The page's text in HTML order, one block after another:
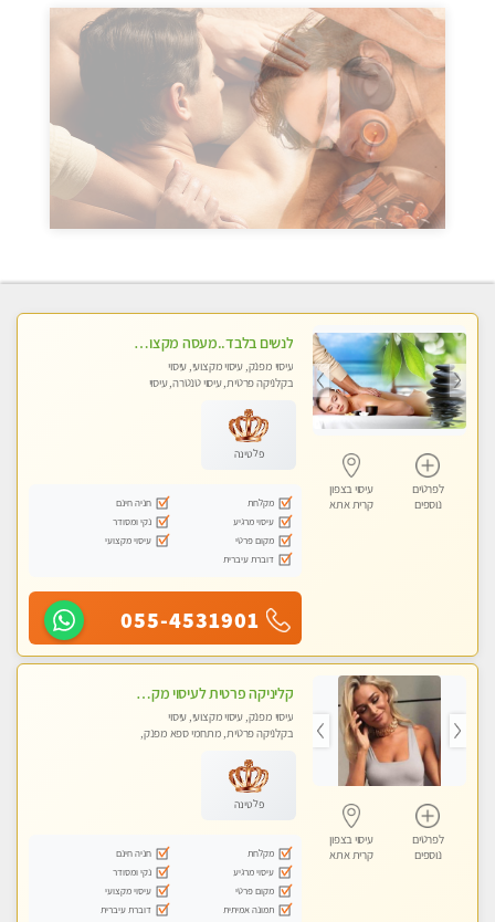
לפרטים
נוספים
עיסוי בצפון
קרית אתא
לנשים בלבד..מעסה מקצועי לנשים בלבד
עיסוי מפנק, עיסוי מקצועי, עיסוי
בקלניקה פרטית, עיסוי טנטרה, עיסוי
פלטינה
מקלחת
חניה חינם
עיסוי מרגיע
נקי ומסודר
מקום פרטי
עיסוי מקצועי
דוברת עיברית
055-4531901
לפרטים
נוספים
עיסוי בצפון
קרית אתא
קליניקה פרטית לעיסוי מקצועי ואלטרנטיבי ברמה גבוהה VIP תתקשר ..... highly recommended..new in the city
עיסוי מפנק, עיסוי מקצועי, עיסוי
בקלניקה פרטית, מתחמי ספא מפנק,
טנטרה, עיסוי מגבר לגבר, עיסוי מגבר
לאישה
פלטינה
מקלחת
חניה חינם
עיסוי מרגיע
נקי ומסודר
מקום פרטי
עיסוי מקצועי
תמונה אמיתית
דוברת עיברית